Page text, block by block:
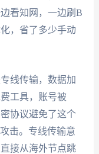
看知网，一边刷B
，省了多少手动
线传输，数据加
工具，账号被
协议避免了这个
击。专线传输意
接从海外节点跳